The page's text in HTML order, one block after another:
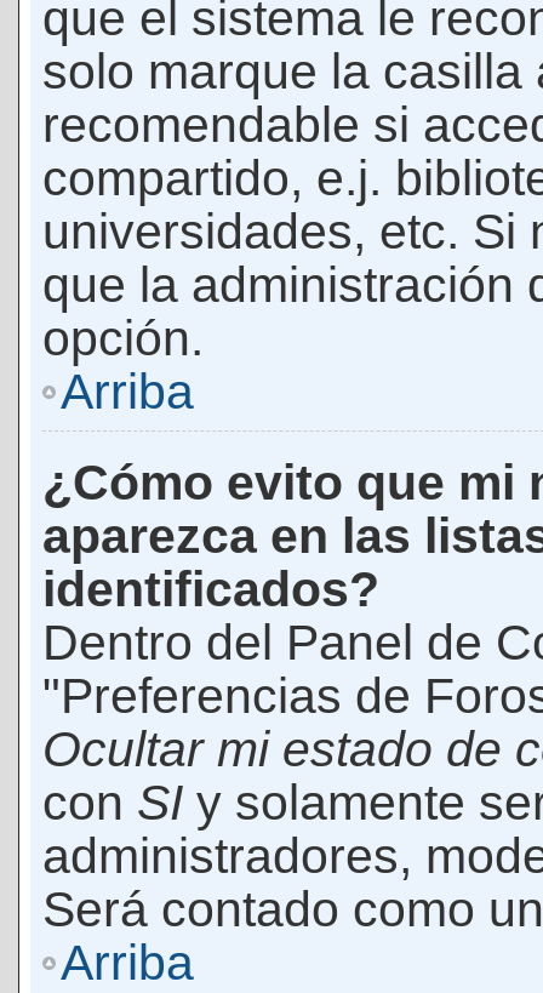
que el sistema le
solo marque la casilla
recomendable si
compartido, e.j.
universidades, etc. Si
que la administración
opción.
Arriba
¿Cómo evito que mi
aparezca en las
identificados?
Dentro del Panel de
"Preferencias de
Ocultar mi estado de
con SI y solamente
administradores,
Será contado como
Arriba